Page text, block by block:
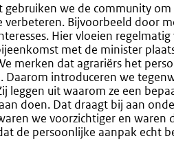
gebruiken we de community
verbeteren. Bijvoorbeeld door
Hier vloeien
met de minister
merken dat agrariërs het
Daarom introduceren we
leggen uit waarom ze een
doen. Dat draagt bij aan
we voorzichtiger en waren
de persoonlijke aanpak echt